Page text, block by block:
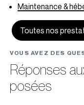
Maintenance &
Toutes nos
VOUS AVEZ DES
Réponses
posées